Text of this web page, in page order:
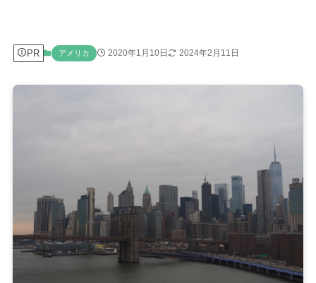
PR アメリカ 2020年1月10日 2024年2月11日